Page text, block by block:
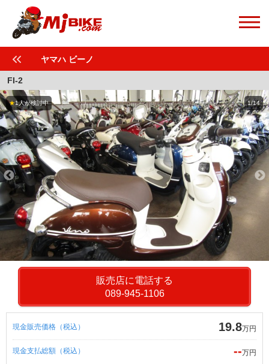
ヤマハ ビーノ
FI-2
1/14
★1人が検討中
販売店に電話する
089-945-1106
現金販売価格（税込） 19.8万円
現金支払総額（税込） --万円